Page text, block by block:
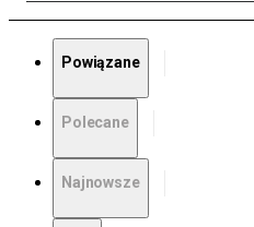
Powiązane
Polecane
Najnowsze